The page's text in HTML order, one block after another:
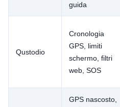
guida
Qustodio
Cronologia
GPS, limiti
schermo, filtri
web, SOS
GPS nascosto,